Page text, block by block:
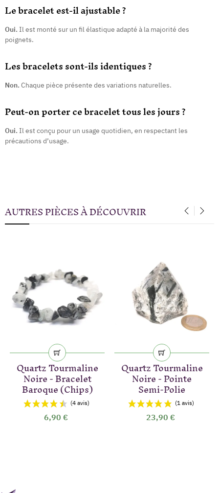
Le bracelet est-il ajustable ?
Oui. Il est monté sur un fil élastique adapté à la majorité des
poignets.
Les bracelets sont-ils identiques ?
Non. Chaque pièce présente des variations naturelles.
Peut-on porter ce bracelet tous les jours ?
Oui. Il est conçu pour un usage quotidien, en respectant les
précautions d’usage.
AUTRES PIÈCES À DÉCOUVRIR
Quartz Tourmaline
Noire - Bracelet
Baroque (Chips)
6,90 €
Quartz Tourmaline
Noire - Pointe
Semi-Polie
23,90 €